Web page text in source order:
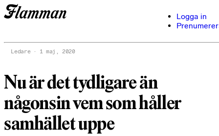
Logga in
Ledare 1 maj, 2020
Nu är det tydligare än
någonsin vem som håller
samhället uppe